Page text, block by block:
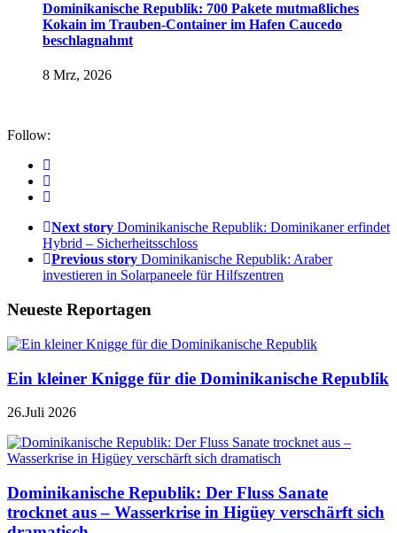
Dominikanische Republik: 700 Pakete mutmaßliches
Kokain im Trauben-Container im Hafen Caucedo
beschlagnahmt
8 Mrz, 2026
Follow:
Next story Dominikanische Republik: Dominikaner erfindet
Hybrid – Sicherheitsschloss
Previous story Dominikanische Republik: Araber
investieren in Solarpaneele für Hilfszentren
Neueste Reportagen
Ein kleiner Knigge für die Dominikanische Republik
26.Juli 2026
Dominikanische Republik: Der Fluss Sanate
trocknet aus – Wasserkrise in Higüey verschärft sich